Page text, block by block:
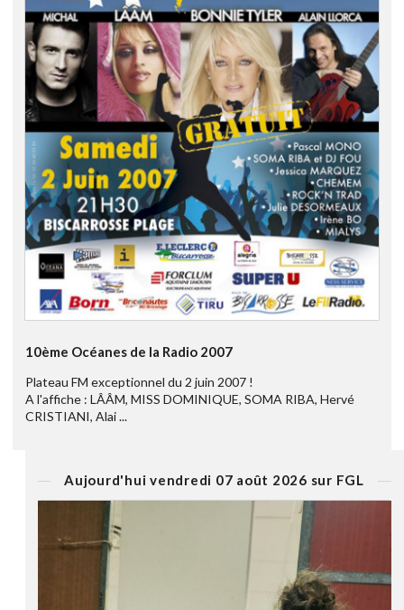
10ème Océanes de la Radio 2007
Plateau FM exceptionnel du 2 juin 2007 !
A l'affiche : LÂÂM, MISS DOMINIQUE, SOMA RIBA, Hervé
CRISTIANI, Alai ...
Aujourd'hui vendredi 07 août 2026 sur FGL